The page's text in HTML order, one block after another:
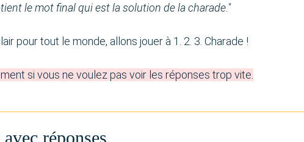
le mot final qui est la solution de la charade."
pour tout le monde, allons jouer à 1. 2. 3. Charade !
si vous ne voulez pas voir les réponses trop vite.
réponses